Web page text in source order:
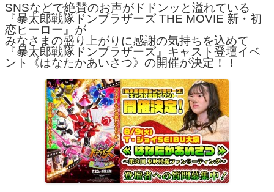
SNSなどで絶賛のお声がドドンッと溢れている
『暴太郎戦隊ドンブラザーズ THE MOVIE 新・初
恋ヒーロー』が
みなさまの盛り上がりに感謝の気持ちを込めて
『暴太郎戦隊ドンブラザーズ』キャスト登壇イベ
ント《はなたかあいさつ》の開催が決定！！